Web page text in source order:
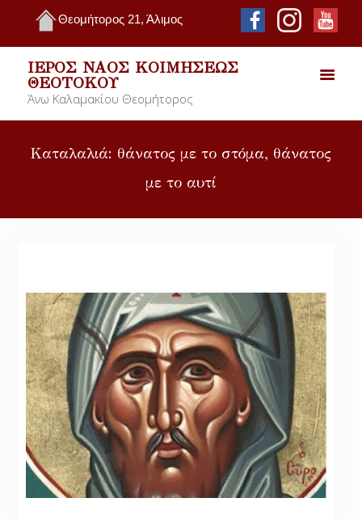
Θεομήτορος 21, Άλιμος
ΙΕΡΌΣ ΝΑΌΣ ΚΟΙΜΉΣΕΩΣ
ΘΕΟΤΌΚΟΥ
Άνω Καλαμακίου Θεομήτορος
Καταλαλιά: θάνατος με το στόμα, θάνατος
με το αυτί